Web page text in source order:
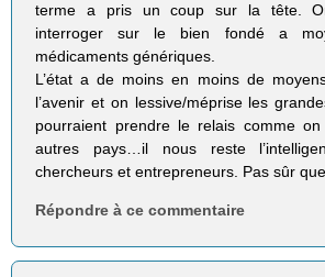
terme a pris un coup sur la tête.
interroger sur le bien fondé a
médicaments génériques.
L’état a de moins en moins de
l’avenir et on lessive/méprise les
pourraient prendre le relais comme
autres pays…il nous reste
chercheurs et entrepreneurs. Pas sûr
Répondre à ce commentaire